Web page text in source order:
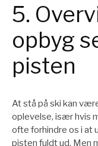
5.
opbyg
pisten
At stå på ski kan
oplevelse, især hvis
ofte forhindre os i at
pisten fuldt ud. Men